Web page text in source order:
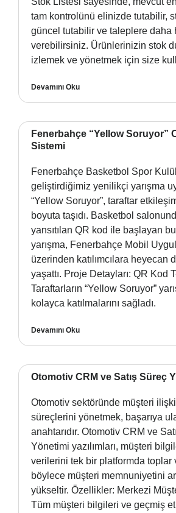
tam kontrolünü elinizde tutabilir,
güncel tutabilir ve taleplere daha
verebilirsiniz. Ürünlerinizin stok
izlemek ve yönetmek için size
Devamını Oku
Fenerbahçe “Yellow Soruyor”
Sistemi
Fenerbahçe Basketbol Spor
geliştirdiğimiz yenilikçi yarışma
“Yellow Soruyor”, taraftar
boyuta taşıdı. Basketbol
yansıtılan QR kod ile başlayan
yarışma, Fenerbahçe Mobil
üzerinden katılımcılara heyecan
yaşattı. Proje Detayları: QR Kod
Taraftarların “Yellow Soruyor”
kolayca katılmalarını sağladı.
Devamını Oku
Otomotiv CRM ve Satış Süreç
Otomotiv sektöründe müşteri
süreçlerini yönetmek, başarıya
anahtarıdır. Otomotiv CRM ve
Yönetimi yazılımları, müşteri
verilerini tek bir platformda toplar
böylece müşteri memnuniyetini
yükseltir. Özellikler: Merkezi
Tüm müşteri bilgileri ve geçmiş